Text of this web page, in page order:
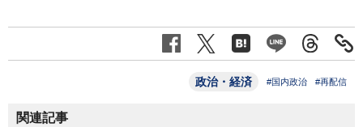
政治・経済 #国内政治 #再配信
関連記事